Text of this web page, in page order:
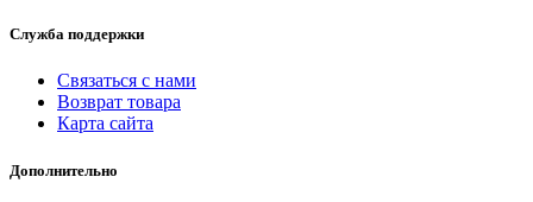
Служба поддержки
Связаться с нами
Возврат товара
Карта сайта
Дополнительно